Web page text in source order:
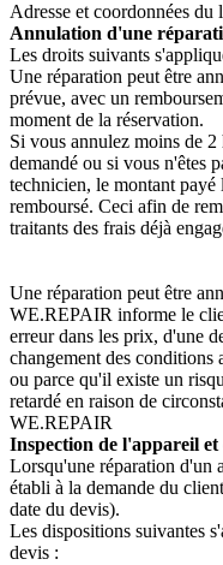
Adresse et coordonnées du
Annulation d'une
Les droits suivants
Une réparation peut être
prévue, avec un
moment de la réservation.
Si vous annulez moins de
demandé ou si vous n'êtes
technicien, le montant payé
remboursé. Ceci afin de
traitants des frais déjà
Une réparation peut être
WE.REPAIR informe le
erreur dans les prix, d'une
changement des conditions
ou parce qu'il existe un
retardé en raison de
WE.REPAIR
Inspection de l'appareil et
Lorsqu'une réparation d'un
établi à la demande du
date du devis).
Les dispositions suivantes
devis :